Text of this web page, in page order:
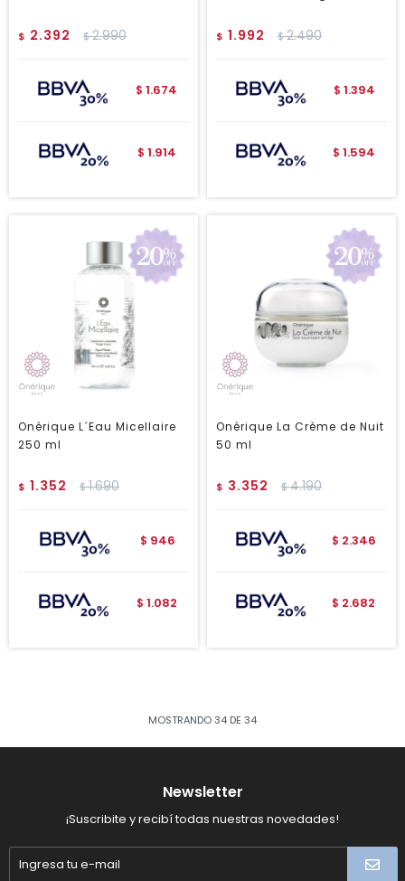
$ 2.392 $2.990
$ 1.674
$ 1.914
$ 1.992 $2.490
$ 1.394
$ 1.594
Onérique L´Eau Micellaire
250 ml
$ 1.352 $1.690
$ 946
$ 1.082
Onérique La Crème de Nuit
50 ml
$ 3.352 $4.190
$ 2.346
$ 2.682
MOSTRANDO34 DE 34
Newsletter
¡Suscribite y recibí todas nuestras novedades!